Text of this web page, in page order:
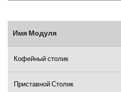
Имя Модуля
Кофейный столик
Приставной Столик